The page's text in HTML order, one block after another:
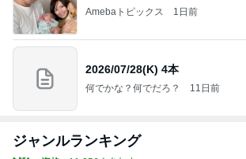
Amebaトピックス 1日前
2026/07/28(K) 4本
何でかな？何でだろ？ 11日前
ジャンルランキング